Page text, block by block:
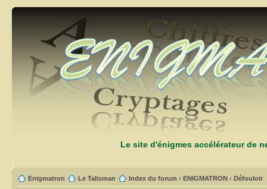
Le site d'énigmes accélérateur de
Enigmatron Le Talisman Index du forum ‹ ENIGMATRON ‹ Défouloir